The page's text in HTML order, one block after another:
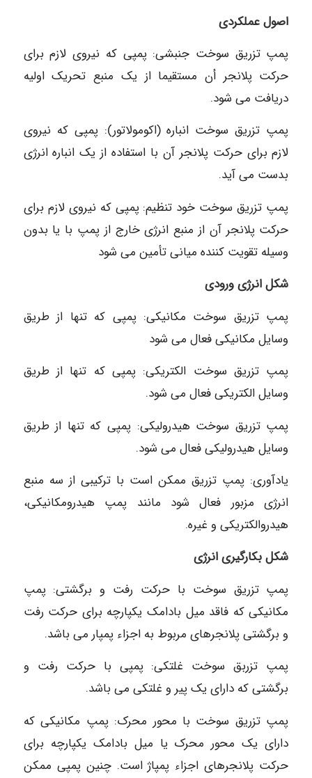
اصول عملکردی
پمپ تزریق سوخت جنبشی: پمپی که نیروی لازم برای
حرکت پلانجر أن مستقیما از یک منبع تحریک اولیه
دریافت می شود.
پمپ تزریق سوخت انباره (اکومولاتور): پمپی که نیروی
لازم برای حرکت پلانجر آن با استفاده از یک انباره انرژی
بدست می آید.
پمپ تزریق سوخت خود تنظيم: پمپی که نیروی لازم برای
حرکت پلانجر آن از منبع انرژی خارج از پمپ با یا بدون
وسيله تقویت کننده میانی تأمین می شود
شکل انرژی ورودی
پمپ تزریق سوخت مکانیکی: پمپی که تنها از طریق
وسایل مکانیکی فعال می شود
پمپ تزریق سوخت الکتریکی: پمپی که تنها از طریق
وسایل الکتریکی فعال می شود.
پمپ تزریق سوخت هیدرولیکی: پمپی که تنها از طریق
وسایل هیدرولیکی فعال می شود.
یادآوری: پمپ تزریق ممکن است با ترکیبی از سه منبع
انرژی مزبور فعال شود مانند پمپ هیدرومکانیکی،
هیدروالکتریکی و غیره.
شکل بکارگیری انرژی
پمپ تزریق سوخت با حرکت رفت و برگشتی: پمپ
مکانیکی که فاقد میل بادامک یکپارچه برای حرکت رفت
و برگشتی پلانجرهای مربوط به اجزاء پمپار می باشد.
پمپ تزربق سوخت غلتکی: پمپی با حرکت رفت و
برگشتی که دارای یک پیر و غلتکی می باشد.
پمپ تزريق سوخت با محور محرک: پمپ مکانیکی که
دارای یک محور محرک یا میل بادامک یکپارچه برای
حرکت پلانجرهای اجزاء پمپاژ است. چنین پمپی ممکن